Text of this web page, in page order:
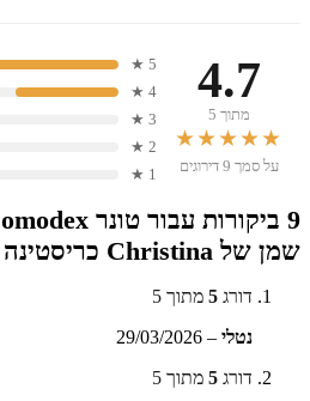
4.7
מתוך 5
★★★★★
על סמך 9 דירוגים
5 ★
4 ★
3 ★
2 ★
1 ★
9 ביקורות עבור
שמן של Christina כריסטינה 300 מ"ל
דורג 5 מתוך 5
נטלי –
29/03/2026
דורג 5 מתוך 5